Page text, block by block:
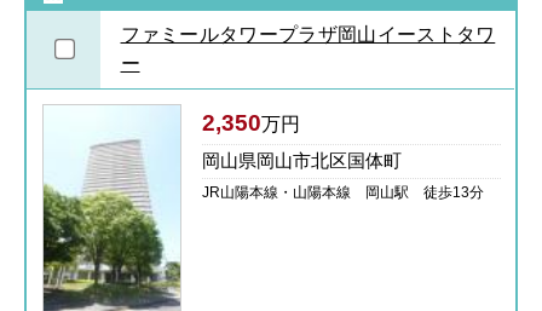
ファミールタワープラザ岡山イーストタワ
ー
2,350万円
岡山県岡山市北区国体町
JR山陽本線・山陽本線 岡山駅 徒歩13分